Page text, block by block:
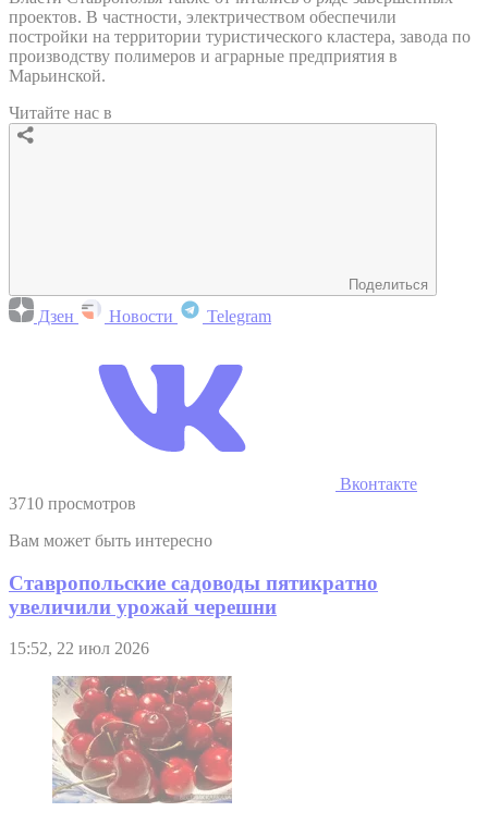
проектов. В частности, электричеством обеспечили
постройки на территории туристического кластера, завода по
производству полимеров и аграрные предприятия в
Марьинской.
Читайте нас в
Поделиться
Дзен Новости Telegram
Вконтакте
3710 просмотров
Вам может быть интересно
Ставропольские садоводы пятикратно
увеличили урожай черешни
15:52, 22 июл 2026